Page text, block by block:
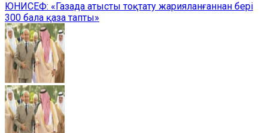
ЮНИСЕФ: «Газада атысты тоқтату жарияланғаннан бері
300 бала қаза тапты»